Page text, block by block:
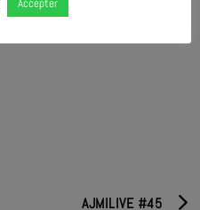
AJMILIVE #45